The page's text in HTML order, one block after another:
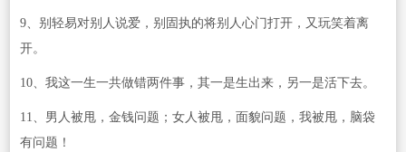
9、别轻易对别人说爱，别固执的将别人心门打开，又玩笑着离
开。
10、我这一生一共做错两件事，其一是生出来，另一是活下去。
11、男人被甩，金钱问题；女人被甩，面貌问题，我被甩，脑袋
有问题！